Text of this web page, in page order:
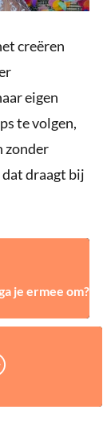
creëren
eigen
te volgen,
zonder
draagt bij
je ermee om?